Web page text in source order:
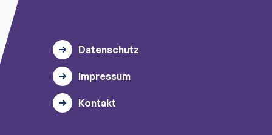
Datenschutz
Impressum
Kontakt